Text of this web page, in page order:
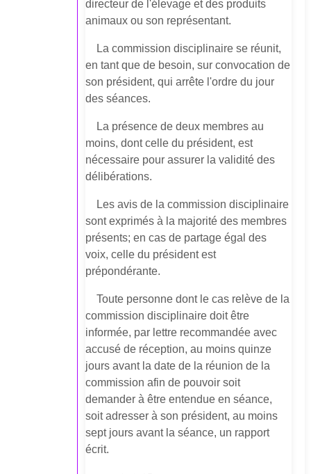
directeur de l'élevage et des produits
animaux ou son représentant.
La commission disciplinaire se réunit,
en tant que de besoin, sur convocation de
son président, qui arrête l'ordre du jour
des séances.
La présence de deux membres au
moins, dont celle du président, est
nécessaire pour assurer la validité des
délibérations.
Les avis de la commission disciplinaire
sont exprimés à la majorité des membres
présents; en cas de partage égal des
voix, celle du président est
prépondérante.
Toute personne dont le cas relève de la
commission disciplinaire doit être
informée, par lettre recommandée avec
accusé de réception, au moins quinze
jours avant la date de la réunion de la
commission afin de pouvoir soit
demander à être entendue en séance,
soit adresser à son président, au moins
sept jours avant la séance, un rapport
écrit.